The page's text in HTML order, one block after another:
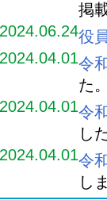
掲
2024.06.24役
2024.04.01令
た
2024.04.01令
し
2024.04.01令
し